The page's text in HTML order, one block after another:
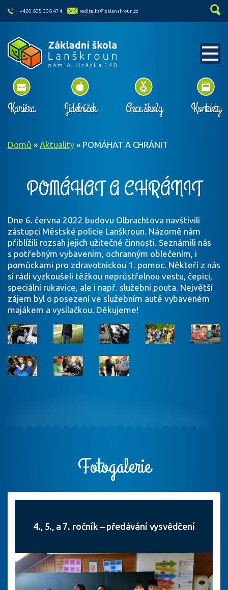
skip to main content
+420 605 306 474 reditelka@zslanskroun.cz
Kariéra Jídelníček Akce školy Kontakty
Domů » Aktuality » POMÁHAT A CHRÁNIT
POMÁHAT A CHRÁNIT
Dne 6. června 2022 budovu Olbrachtova navštívili
zástupci Městské policie Lanškroun. Názorně nám
přiblížili rozsah jejich užitečné činnosti. Seznámili nás
s potřebným vybavením, ochranným oblečením, i
pomůckami pro zdravotnickou 1. pomoc. Někteří z nás
si rádi vyzkoušeli těžkou neprůstřelnou vestu, čepici,
speciální rukavice, ale i např. služební pouta. Největší
zájem byl o posezení ve služebním autě vybaveném
majákem a vysílačkou. Děkujeme!
Fotogalerie
4., 5., a 7. ročník – předávání vysvědčení